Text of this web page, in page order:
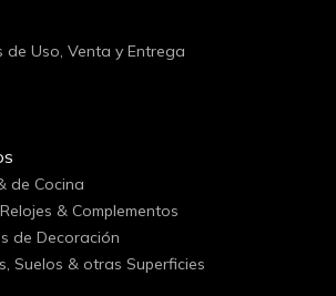
de Uso, Venta y Entrega
de Cocina
& Complementos
de Decoración
Suelos & otras Superficies